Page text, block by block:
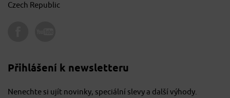
Czech Republic
Přihlášení k newsletteru
Nenechte si ujít novinky, speciální slevy a další výhody.